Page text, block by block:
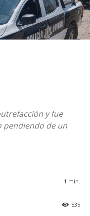
y fue
de un
1 min.
535